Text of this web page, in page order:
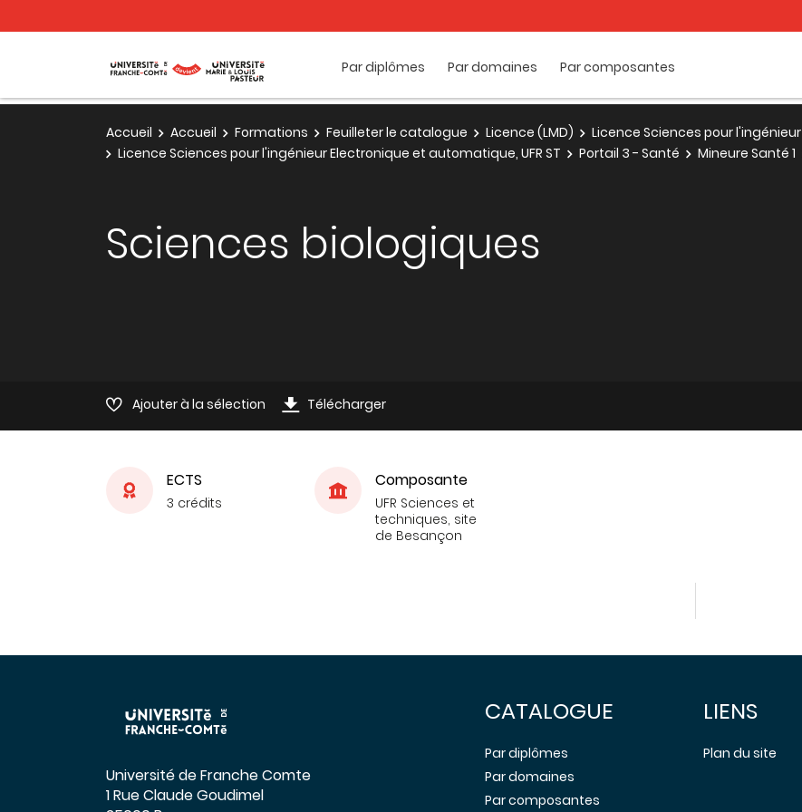
Par diplômes Par domaines Par composantes
Accueil Accueil Formations Feuilleter le catalogue Licence (LMD)
Licence Sciences pour l'ingénieur
Licence Sciences pour l'ingénieur Electronique et automatique, UFR ST
Portail 3 - Santé Mineure Santé 1
Sciences biologiques
Ajouter à la sélection Télécharger
ECTS
3 crédits
Composante
UFR Sciences et
techniques, site
de Besançon
Université de Franche Comte
1 Rue Claude Goudimel
CATALOGUE
Par diplômes
Par domaines
Par composantes
LIENS
Plan du site